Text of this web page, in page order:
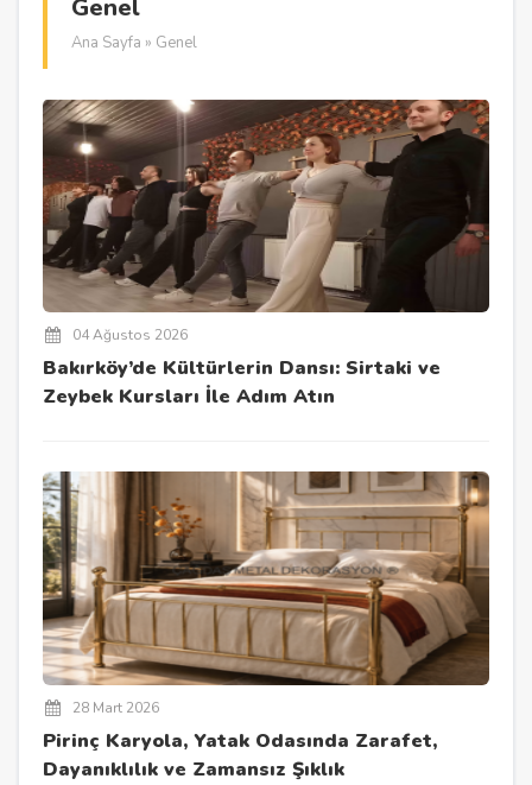
Genel
Ana Sayfa » Genel
04 Ağustos 2026
Bakırköy’de Kültürlerin Dansı: Sirtaki ve
Zeybek Kursları İle Adım Atın
28 Mart 2026
Pirinç Karyola, Yatak Odasında Zarafet,
Dayanıklılık ve Zamansız Şıklık